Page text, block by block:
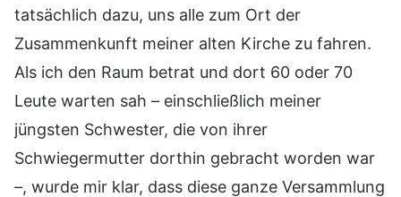
tatsächlich dazu, uns alle zum Ort der
Zusammenkunft meiner alten Kirche zu fahren.
Als ich den Raum betrat und dort 60 oder 70
Leute warten sah – einschließlich meiner
jüngsten Schwester, die von ihrer
Schwiegermutter dorthin gebracht worden war
–, wurde mir klar, dass diese ganze Versammlung